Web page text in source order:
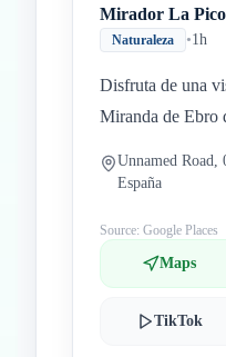
Mirador La
Naturaleza •1h
Disfruta de una
Miranda de Ebro
Unnamed Road,
España
Source: Google Places
Maps
TikTok